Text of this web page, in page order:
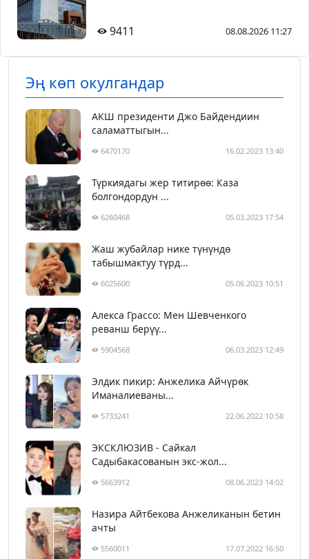
9411 08.08.2026 11:27
Эң көп окулгандар
АКШ президенти Джо Байдендиин
саламаттыгын...
6470170 16.02.2023 13:40
Түркиядагы жер титирөө: Каза
болгондордун ...
6260468 05.03.2023 17:54
Жаш жубайлар нике түнүндө
табышмактуу түрд...
6025600 05.06.2023 10:51
Алекса Грассо: Мен Шевченкого
реванш берүү...
5904568 06.03.2023 12:49
Элдик пикир: Анжелика Айчүрөк
Иманалиеваны...
5733241 22.06.2022 10:58
ЭКСКЛЮЗИВ - Сайкал
Садыбакасованын экс-жол...
5663912 08.06.2023 14:02
Назира Айтбекова Анжеликанын бетин
ачты
5560011 17.07.2022 16:50